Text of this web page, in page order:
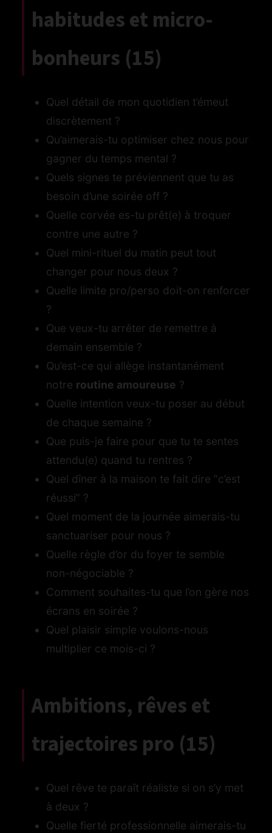
habitudes et micro-
bonheurs (15)
Quel détail de mon quotidien t’émeut
discrètement ?
Qu’aimerais-tu optimiser chez nous pour
gagner du temps mental ?
Quels signes te préviennent que tu as
besoin d’une soirée off ?
Quelle corvée es-tu prêt(e) à troquer
contre une autre ?
Quel mini-rituel du matin peut tout
changer pour nous deux ?
Quelle limite pro/perso doit-on renforcer
?
Que veux-tu arrêter de remettre à
demain ensemble ?
Qu’est-ce qui allège instantanément
notre routine amoureuse ?
Quelle intention veux-tu poser au début
de chaque semaine ?
Que puis-je faire pour que tu te sentes
attendu(e) quand tu rentres ?
Quel dîner à la maison te fait dire “c’est
réussi” ?
Quel moment de la journée aimerais-tu
sanctuariser pour nous ?
Quelle règle d’or du foyer te semble
non-négociable ?
Comment souhaites-tu que l’on gère nos
écrans en soirée ?
Quel plaisir simple voulons-nous
multiplier ce mois-ci ?
Ambitions, rêves et
trajectoires pro (15)
Quel rêve te paraît réaliste si on s’y met
à deux ?
Quelle fierté professionnelle aimerais-tu